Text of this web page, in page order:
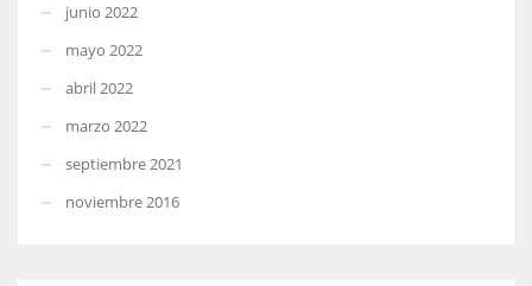
junio 2022
mayo 2022
abril 2022
marzo 2022
septiembre 2021
noviembre 2016